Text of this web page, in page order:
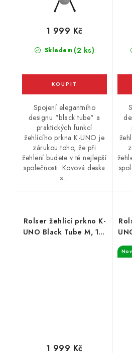
Skladem (2 ks)
1 999 Kč
Spojení elegantního
designu "black tube" a
praktických funkcí
žehlícího prkna K-UNO je
zárukou toho, že při
žehlení budete v té nejlepší
společnosti. Kovová deska
s...
Rolser žehlící prkno K-
UNO Black Tube M, 115
1 999 Kč
x